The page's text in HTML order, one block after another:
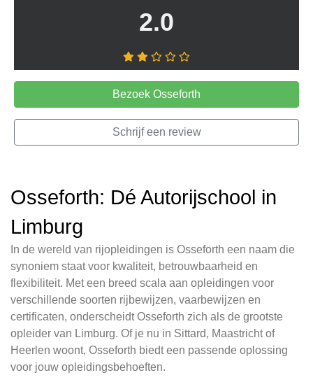
2.0
Bezoek Osseforth
Schrijf een review
Osseforth: Dé Autorijschool in
Limburg
In de wereld van rijopleidingen is Osseforth een naam die
synoniem staat voor kwaliteit, betrouwbaarheid en
flexibiliteit. Met een breed scala aan opleidingen voor
verschillende soorten rijbewijzen, vaarbewijzen en
certificaten, onderscheidt Osseforth zich als de grootste
opleider van Limburg. Of je nu in Sittard, Maastricht of
Heerlen woont, Osseforth biedt een passende oplossing
voor jouw opleidingsbehoeften.